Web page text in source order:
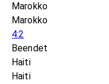
Marokko
Marokko
4:2
Beendet
Haiti
Haiti